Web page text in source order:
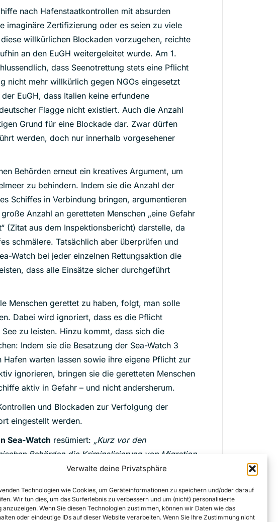
Verwalte deine Privatsphäre
Technologien wie Cookies, um Geräteinformationen zu speichern und/oder darauf
Wir tun dies, um das Surferlebnis zu verbessern und um (nicht) personalisierte
anzuzeigen. Wenn Sie diesen Technologien zustimmen, können wir Daten wie das
oder eindeutige IDs auf dieser Website verarbeiten. Wenn Sie Ihre Zustimmung nicht
nach Hafenstaatkontrollen mit absurden
imaginäre Zertifizierung oder es seien zu viele
willkürlichen Blockaden vorzugehen, reichte
an den EuGH weitergeleitet wurde. Am 1.
dass Seenotrettung stets eine Pflicht
nicht mehr willkürlich gegen NGOs eingesetzt
EuGH, dass Italien keine erfundene
Flagge nicht existiert. Auch die Anzahl
Grund für eine Blockade dar. Zwar dürfen
werden, doch nur innerhalb vorgesehener
Behörden erneut ein kreatives Argument, um
zu behindern. Indem sie die Anzahl der
Schiffes in Verbindung bringen, argumentieren
Anzahl an geretteten Menschen „eine Gefahr
(Zitat aus dem Inspektionsbericht) darstelle, da
schmälere. Tatsächlich aber überprüfen und
Watch bei jeder einzelnen Rettungsaktion die
dass alle Einsätze sicher durchgeführt
Menschen gerettet zu haben, folgt, man solle
Dabei wird ignoriert, dass es die Pflicht
zu leisten. Hinzu kommt, dass sich die
Indem sie die Besatzung der Sea-Watch 3
warten lassen sowie ihre eigene Pflicht zur
ignorieren, bringen sie die geretteten Menschen
aktiv in Gefahr – und nicht andersherum.
und Blockaden zur Verfolgung der
eingestellt werden.
Sea-Watch resümiert: „Kurz vor den
Behörden die Kriminalisierung von Migration
mehr, uns mit absurden Methoden davon
Sicherheit und Leben durchzusetzen. Doch das
unsere Arbeit fortsetzen und noch